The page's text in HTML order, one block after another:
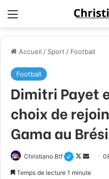
Accueil / Sport / Football
Football
Dimitri Payet
choix de
Gama au
Christiano Btf
F
Temps de lecture 1 minute